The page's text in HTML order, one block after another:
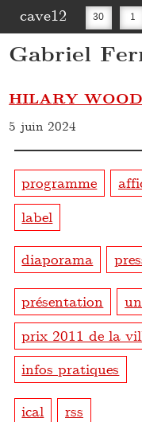
cave12 30 1
16
Gabriel
HILARY
5 juin 2024
programme
label
diaporama
présentation
prix 2011 de la
infos pratiques
ical rss